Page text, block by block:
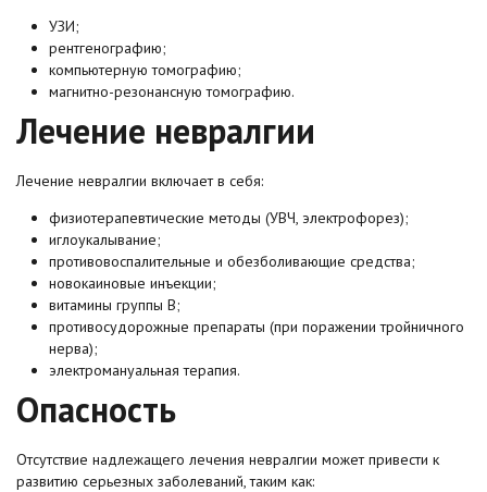
УЗИ;
рентгенографию;
компьютерную томографию;
магнитно-резонансную томографию.
Лечение невралгии
Лечение невралгии включает в себя:
физиотерапевтические методы (УВЧ, электрофорез);
иглоукалывание;
противовоспалительные и обезболивающие средства;
новокаиновые инъекции;
витамины группы В;
противосудорожные препараты (при поражении тройничного
нерва);
электромануальная терапия.
Опасность
Отсутствие надлежащего лечения невралгии может привести к
развитию серьезных заболеваний, таким как: